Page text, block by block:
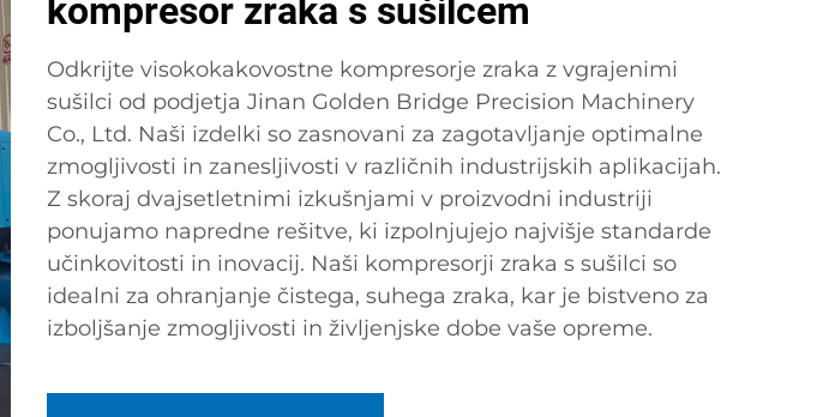
kompresor zraka s sušilcem
Odkrijte visokokakovostne kompresorje zraka z vgrajenimi
sušilci od podjetja Jinan Golden Bridge Precision Machinery
Co., Ltd. Naši izdelki so zasnovani za zagotavljanje optimalne
zmogljivosti in zanesljivosti v različnih industrijskih aplikacijah.
Z skoraj dvajsetletnimi izkušnjami v proizvodni industriji
ponujamo napredne rešitve, ki izpolnjujejo najvišje standarde
učinkovitosti in inovacij. Naši kompresorji zraka s sušilci so
idealni za ohranjanje čistega, suhega zraka, kar je bistveno za
izboljšanje zmogljivosti in življenjske dobe vaše opreme.